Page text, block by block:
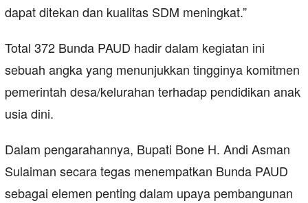
dapat ditekan dan kualitas SDM meningkat.”
Total 372 Bunda PAUD hadir dalam kegiatan ini
sebuah angka yang menunjukkan tingginya komitmen
pemerintah desa/kelurahan terhadap pendidikan anak
usia dini.
Dalam pengarahannya, Bupati Bone H. Andi Asman
Sulaiman secara tegas menempatkan Bunda PAUD
sebagai elemen penting dalam upaya pembangunan